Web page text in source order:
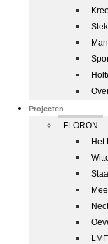
Projecten
FLORON
Het